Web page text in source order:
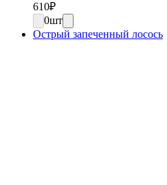
610₽
0шт
Острый запеченный лосось